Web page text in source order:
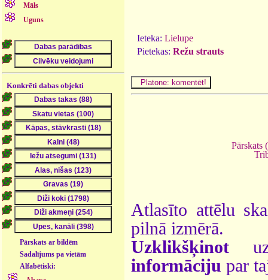
Māls
Uguns
Konkrēti dabas objekti
Pārskats ar bildēm
Sadalījums pa vietām
Alfabētiski:
Ieteka: Lielupe
Pietekas: Režu strauts
Pārskats (
Atlasīto attēlu
pilnā izmērā.
Uzklikšķinot
informāciju par